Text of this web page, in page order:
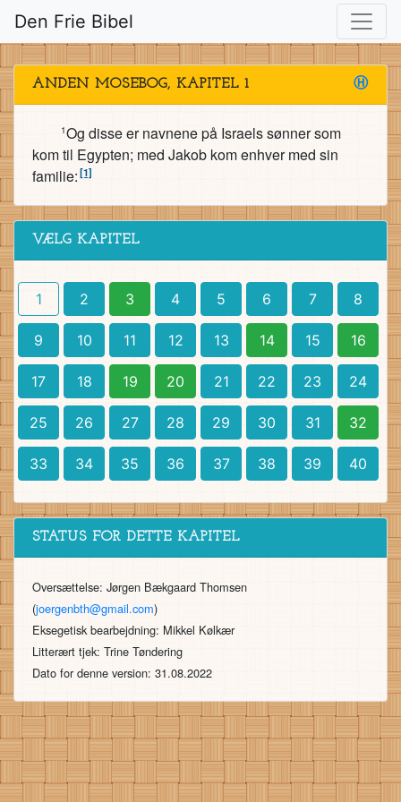
Den Frie Bibel
ANDEN MOSEBOG, KAPITEL 1 Ⓗ
1Og disse er navnene på Israels sønner som
kom til Egypten; med Jakob kom enhver med sin
familie:[1]
VÆLG KAPITEL
1 2 3 4 5 6 7 8
9 10 11 12 13 14 15 16
17 18 19 20 21 22 23 24
25 26 27 28 29 30 31 32
33 34 35 36 37 38 39 40
STATUS FOR DETTE KAPITEL
Oversættelse: Jørgen Bækgaard Thomsen
(joergenbth@gmail.com)
Eksegetisk bearbejdning: Mikkel Kølkær
Litterært tjek: Trine Tøndering
Dato for denne version: 31.08.2022